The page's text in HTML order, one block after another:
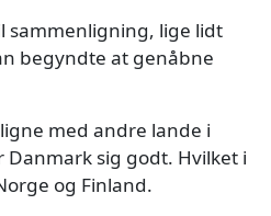
sammenligning, lige lidt
begyndte at genåbne
med andre lande i
Danmark sig godt. Hvilket i
og Finland.